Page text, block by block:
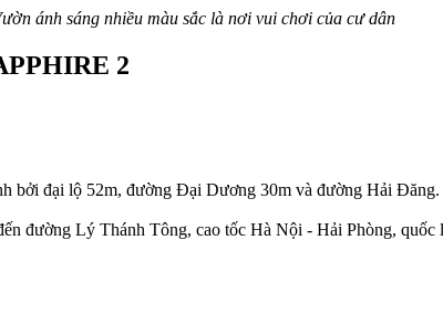
ánh sáng nhiều màu sắc là nơi vui chơi của cư dân
2
bởi đại lộ 52m, đường Đại Dương 30m và đường Hải Đăng.
đường Lý Thánh Tông, cao tốc Hà Nội - Hải Phòng,